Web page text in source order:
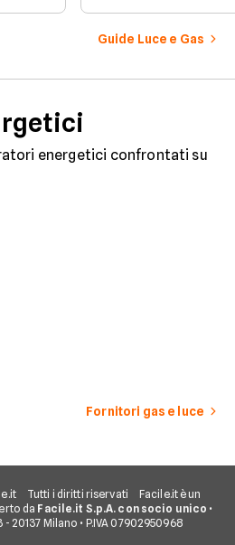
determinato
numerosi i fattori
influenzano questo
considerazione per
Guide Luce e Gas
energetici confrontati su
Fornitori gas e luce
Tutti i diritti riservati
Facile.it è un
da Facile.it S.p.A. con socio unico •
- 20137 Milano • P.IVA 07902950968